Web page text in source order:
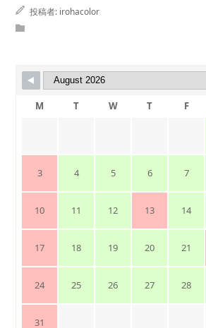
投稿者: irohacolor
M T W T F
3 4 5 6 7
10 11 12 13 14
17 18 19 20 21
24 25 26 27 28
31